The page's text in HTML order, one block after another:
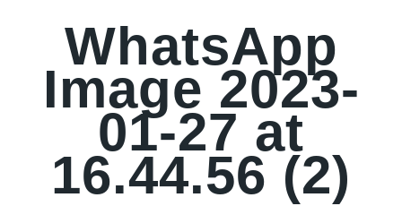
WhatsApp
Image 2023-
01-27 at
16.44.56 (2)